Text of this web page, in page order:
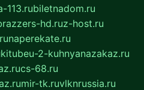
113.rubiletnadom.ru
hd.ruz-host.ru
naperekate.ru
kitubeu-2-kuhnyanazakaz.ru
cs-68.ru
mir-tk.ruvlknrussia.ru